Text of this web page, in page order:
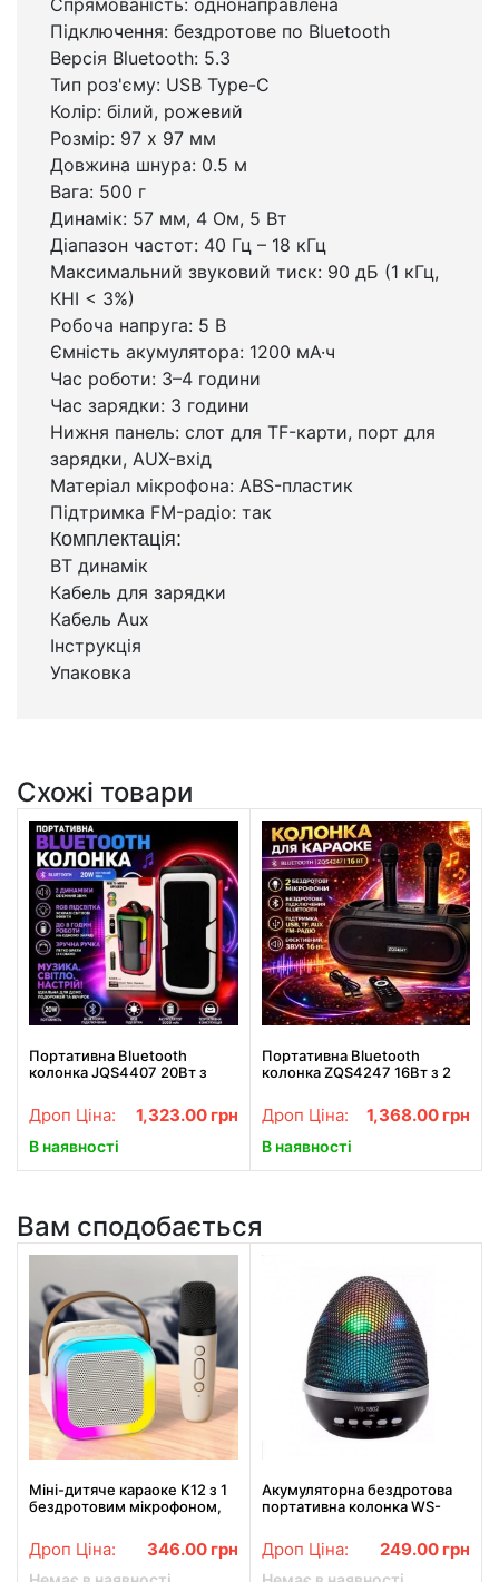
Спрямованість: однонаправлена
Підключення: бездротове по Bluetooth
Версія Bluetooth: 5.3
Тип роз'єму: USB Type-C
Колір: білий, рожевий
Розмір: 97 х 97 мм
Довжина шнура: 0.5 м
Вага: 500 г
Динамік: 57 мм, 4 Ом, 5 Вт
Діапазон частот: 40 Гц – 18 кГц
Максимальний звуковий тиск: 90 дБ (1 кГц,
КНІ < 3%)
Робоча напруга: 5 В
Ємність акумулятора: 1200 мА·ч
Час роботи: 3–4 години
Час зарядки: 3 години
Нижня панель: слот для TF-карти, порт для
зарядки, AUX-вхід
Матеріал мікрофона: ABS-пластик
Підтримка FM-радіо: так
Комплектація:
BT динамік
Кабель для зарядки
Кабель Aux
Інструкція
Упаковка
Схожі товари
Портативна Bluetooth
колонка JQS4407 20Вт з
динаміками
Дроп Ціна: 1,323.00 грн
В наявності
Портативна Bluetooth
колонка ZQS4247 16Вт з 2
TF FM AUX
Дроп Ціна: 1,368.00 грн
В наявності
Вам сподобається
Міні-дитяче караоке K12 з 1
бездротовим мікрофоном,
бездротовими динаміками зі
стерео басами
Дроп Ціна: 346.00 грн
Акумуляторна бездротова
портативна колонка WS-
FM радіо, зі світломузикою
Дроп Ціна: 249.00 грн